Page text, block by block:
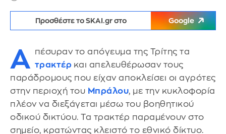
Προσθέστε το SKAI.gr στο Google
Α πέσυραν το απόγευμα της Τρίτης τα
τρακτέρ και απελευθέρωσαν τους
παράδρομους που είχαν αποκλείσει οι αγρότες
στην περιοχή του Μπράλου, με την κυκλοφορία
πλέον να διεξάγεται μέσω του βοηθητικού
οδικού δικτύου. Τα τρακτέρ παραμένουν στο
σημείο, κρατώντας κλειστό το εθνικό δίκτυο.